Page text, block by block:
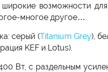
возможности
многое другое…
серый (Titanium Grey),
KEF и Lotus).
Вт, с раздельным